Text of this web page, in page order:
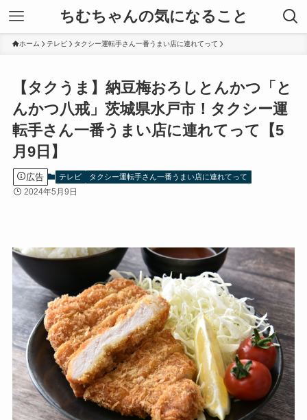
ちむちゃんの気になること
ホーム テレビ タクシー運転手さん一番うまい店に連れてって
【タクうま】納豆梅おろしとんかつ「と
んかつ八戒」茨城県水戸市！タクシー運
転手さん一番うまい店に連れてって【5
月9日】
広告 テレビ タクシー運転手さん一番うまい店に連れてって
2024年5月9日